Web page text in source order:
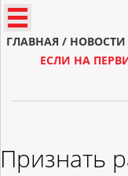
ГЛАВНАЯ / НОВОСТИ
ЕСЛИ НА
Признать